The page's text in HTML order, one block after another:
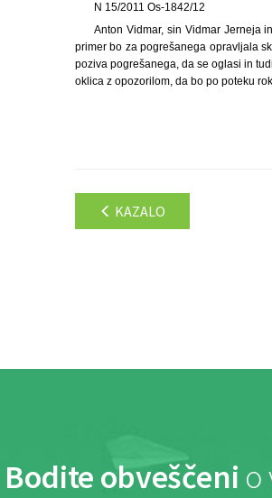
N 15/2011 Os-1842/12
Anton Vidmar, sin Vidmar Jerneja
primer bo za pogrešanega opravljala
poziva pogrešanega, da se oglasi in
oklica z opozorilom, da bo po poteku
KAZALO
Bodite obveščeni o